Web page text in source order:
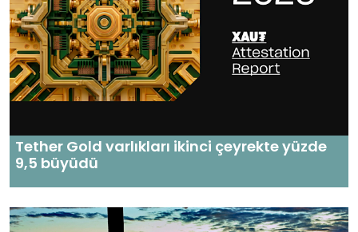
Tether Gold varlıkları ikinci çeyrekte yüzde
9,5 büyüdü